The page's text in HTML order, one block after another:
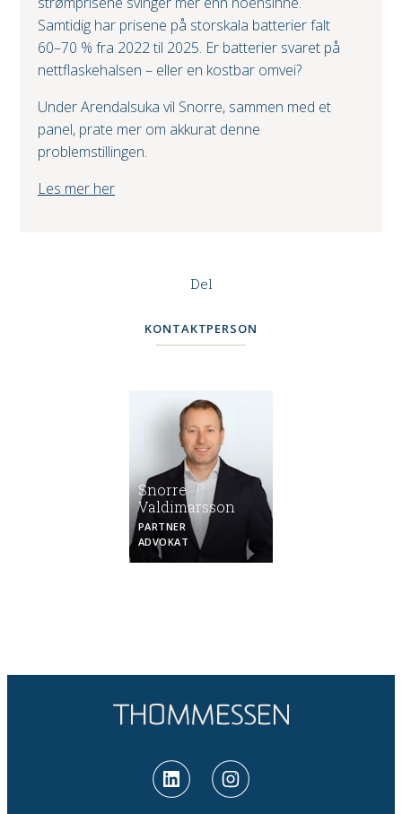
Samtidig har prisene på storskala batterier falt
60–70 % fra 2022 til 2025. Er batterier svaret på
nettflaskehalsen – eller en kostbar omvei?
Under Arendalsuka vil Snorre, sammen med et
panel, prate mer om akkurat denne
problemstillingen.
Les mer her
Del
KONTAKTPERSON
Snorre
Valdimarsson
PARTNER
ADVOKAT